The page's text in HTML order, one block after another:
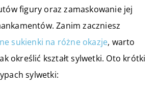
figury oraz zamaskowanie jej
Zanim zaczniesz
sukienki na różne okazje, warto
określić kształt sylwetki. Oto krótki
sylwetki: